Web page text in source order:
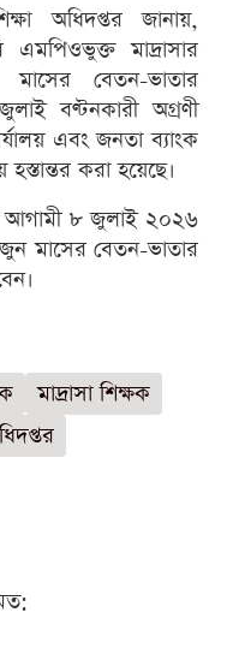
অধিদপ্তর জানায়,
মাদ্রাসার
বেতন-ভাতার
বণ্টনকারী অগ্রণী
এবং জনতা ব্যাংক
হস্তান্তর করা হয়েছে।
আগামী ৮ জুলাই ২০২৬
মাসের বেতন-ভাতার
মাদ্রাসা শিক্ষক